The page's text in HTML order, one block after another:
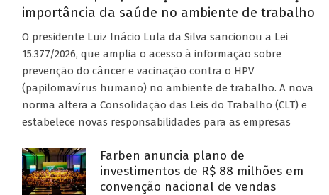
importância da saúde no ambiente de trabalho
O presidente Luiz Inácio Lula da Silva sancionou a Lei
15.377/2026, que amplia o acesso à informação sobre
prevenção do câncer e vacinação contra o HPV
(papilomavírus humano) no ambiente de trabalho. A nova
norma altera a Consolidação das Leis do Trabalho (CLT) e
estabelece novas responsabilidades para as empresas
Farben anuncia plano de
investimentos de R$ 88 milhões em
convenção nacional de vendas